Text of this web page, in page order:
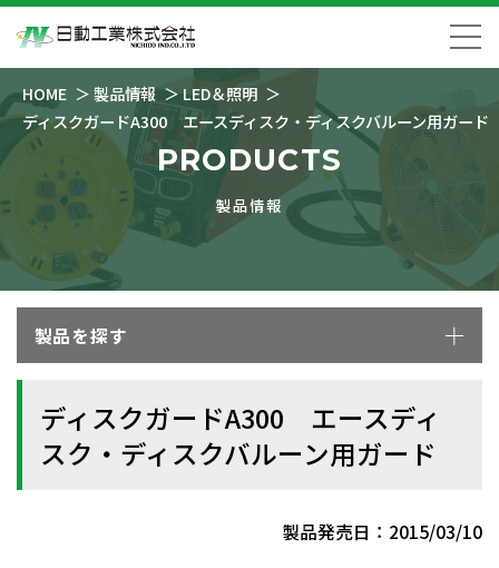
HOME 製品情報
LED＆照明
ディスクガードA300 エースディスク・ディスクバルーン用ガード
PRODUCTS
製品情報
製品を探す
ディスクガードA300 エースディ
スク・ディスクバルーン用ガード
製品発売日：2015/03/10